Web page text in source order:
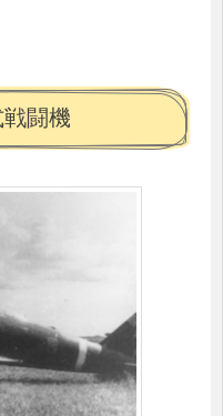
闘機